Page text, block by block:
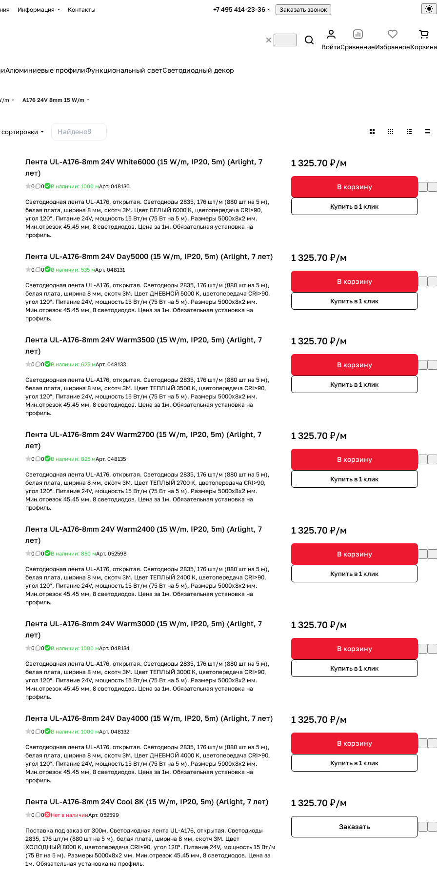
Информация Контакты +7 495 414-23-36 Заказать звонок
ВойтиСравнениеИзбранноеКорзина
Алюминиевые профилиФункциональный светСветодиодный декор
m A176 24V 8mm 15 W/m
Найдено8
Лента UL-A176-8mm 24V White6000 (15 W/m, IP20, 5m) (Arlight, 7
лет)
0 0 В наличии: 1000 мАрт. 048130
Светодиодная лента UL-A176, открытая. Светодиоды 2835, 176 шт/м (880 шт на 5 м),
белая плата, ширина 8 мм, скотч 3M. Цвет БЕЛЫЙ 6000 K, цветопередача CRI>90,
угол 120°. Питание 24V, мощность 15 Вт/м (75 Вт на 5 м). Размеры 5000x8x2 мм.
Мин.отрезок 45.45 мм, 8 светодиодов. Цена за 1м. Обязательная установка на
профиль.
1 325.70 ₽/м
В корзину
Купить в 1 клик
Лента UL-A176-8mm 24V Day5000 (15 W/m, IP20, 5m) (Arlight, 7 лет)
0 0 В наличии: 535 мАрт. 048131
Светодиодная лента UL-A176, открытая. Светодиоды 2835, 176 шт/м (880 шт на 5 м),
белая плата, ширина 8 мм, скотч 3M. Цвет ДНЕВНОЙ 5000 K, цветопередача CRI>90,
угол 120°. Питание 24V, мощность 15 Вт/м (75 Вт на 5 м). Размеры 5000x8x2 мм.
Мин.отрезок 45.45 мм, 8 светодиодов. Цена за 1м. Обязательная установка на
профиль.
1 325.70 ₽/м
В корзину
Купить в 1 клик
Лента UL-A176-8mm 24V Warm3500 (15 W/m, IP20, 5m) (Arlight, 7
лет)
0 0 В наличии: 625 мАрт. 048133
Светодиодная лента UL-A176, открытая. Светодиоды 2835, 176 шт/м (880 шт на 5 м),
белая плата, ширина 8 мм, скотч 3M. Цвет ТЕПЛЫЙ 3500 K, цветопередача CRI>90,
угол 120°. Питание 24V, мощность 15 Вт/м (75 Вт на 5 м). Размеры 5000x8x2 мм.
Мин.отрезок 45.45 мм, 8 светодиодов. Цена за 1м. Обязательная установка на
профиль.
1 325.70 ₽/м
В корзину
Купить в 1 клик
Лента UL-A176-8mm 24V Warm2700 (15 W/m, IP20, 5m) (Arlight, 7
лет)
0 0 В наличии: 825 мАрт. 048135
Светодиодная лента UL-A176, открытая. Светодиоды 2835, 176 шт/м (880 шт на 5 м),
белая плата, ширина 8 мм, скотч 3M. Цвет ТЕПЛЫЙ 2700 K, цветопередача CRI>90,
угол 120°. Питание 24V, мощность 15 Вт/м (75 Вт на 5 м). Размеры 5000x8x2 мм.
Мин.отрезок 45.45 мм, 8 светодиодов. Цена за 1м. Обязательная установка на
профиль.
1 325.70 ₽/м
В корзину
Купить в 1 клик
Лента UL-A176-8mm 24V Warm2400 (15 W/m, IP20, 5m) (Arlight, 7
лет)
0 0 В наличии: 850 мАрт. 052598
Светодиодная лента UL-A176, открытая. Светодиоды 2835, 176 шт/м (880 шт на 5 м),
белая плата, ширина 8 мм, скотч 3M. Цвет ТЕПЛЫЙ 2400 K, цветопередача CRI>90,
угол 120°. Питание 24V, мощность 15 Вт/м (75 Вт на 5 м). Размеры 5000x8x2 мм.
Мин.отрезок 45.45 мм, 8 светодиодов. Цена за 1м. Обязательная установка на
профиль.
1 325.70 ₽/м
В корзину
Купить в 1 клик
Лента UL-A176-8mm 24V Warm3000 (15 W/m, IP20, 5m) (Arlight, 7
лет)
0 0 В наличии: 1000 мАрт. 048134
Светодиодная лента UL-A176, открытая. Светодиоды 2835, 176 шт/м (880 шт на 5 м),
белая плата, ширина 8 мм, скотч 3M. Цвет ТЕПЛЫЙ 3000 K, цветопередача CRI>90,
угол 120°. Питание 24V, мощность 15 Вт/м (75 Вт на 5 м). Размеры 5000x8x2 мм.
Мин.отрезок 45.45 мм, 8 светодиодов. Цена за 1м. Обязательная установка на
профиль.
1 325.70 ₽/м
В корзину
Купить в 1 клик
Лента UL-A176-8mm 24V Day4000 (15 W/m, IP20, 5m) (Arlight, 7 лет)
0 0 В наличии: 1000 мАрт. 048132
Светодиодная лента UL-A176, открытая. Светодиоды 2835, 176 шт/м (880 шт на 5 м),
белая плата, ширина 8 мм, скотч 3M. Цвет ДНЕВНОЙ 4000 K, цветопередача CRI>90,
угол 120°. Питание 24V, мощность 15 Вт/м (75 Вт на 5 м). Размеры 5000x8x2 мм.
Мин.отрезок 45.45 мм, 8 светодиодов. Цена за 1м. Обязательная установка на
профиль.
1 325.70 ₽/м
В корзину
Купить в 1 клик
Лента UL-A176-8mm 24V Cool 8K (15 W/m, IP20, 5m) (Arlight, 7 лет)
0 0 Нет в наличииАрт. 052599
Поставка под заказ от 300м. Светодиодная лента UL-A176, открытая. Светодиоды
2835, 176 шт/м (880 шт на 5 м), белая плата, ширина 8 мм, скотч 3M. Цвет
ХОЛОДНЫЙ 8000 K, цветопередача CRI>90, угол 120°. Питание 24V, мощность 15 Вт/м
(75 Вт на 5 м). Размеры 5000x8x2 мм. Мин.отрезок 45.45 мм, 8 светодиодов. Цена за
1м. Обязательная установка на профиль.
1 325.70 ₽/м
Заказать